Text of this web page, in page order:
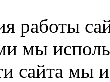
работы
мы
сайта мы